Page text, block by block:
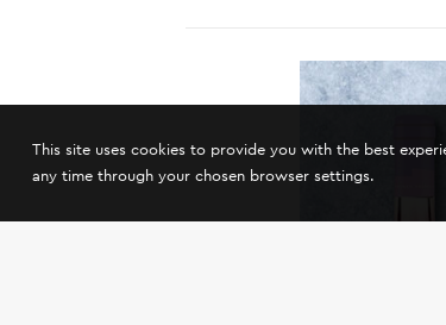
This site uses cookies to provide you with the best
any time through your chosen browser settings.